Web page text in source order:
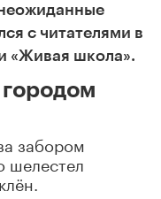
с читателями в
«Живая школа».
забором
шелестел